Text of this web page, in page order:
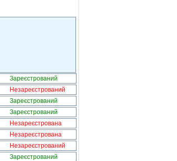
Зареєстрований
Незареєстрований
Зареєстрований
Зареєстрований
Незареєстрована
Незареєстрована
Незареєстрований
Зареєстрований